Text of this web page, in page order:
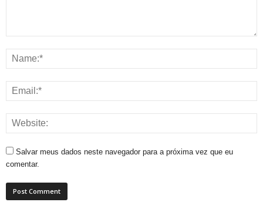
Salvar meus dados neste navegador para a próxima vez que eu
comentar.